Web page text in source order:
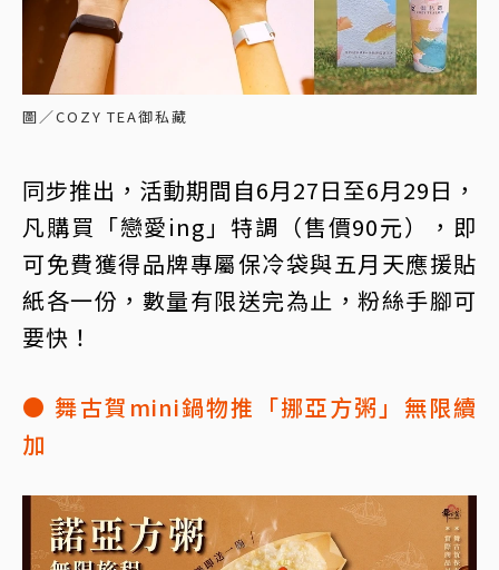
圖／COZY TEA御私藏
同步推出，活動期間自6月27日至6月29日，
凡購買「戀愛ing」特調（售價90元），即
可免費獲得品牌專屬保冷袋與五月天應援貼
紙各一份，數量有限送完為止，粉絲手腳可
要快！
● 舞古賀mini鍋物推「挪亞方粥」無限續
加